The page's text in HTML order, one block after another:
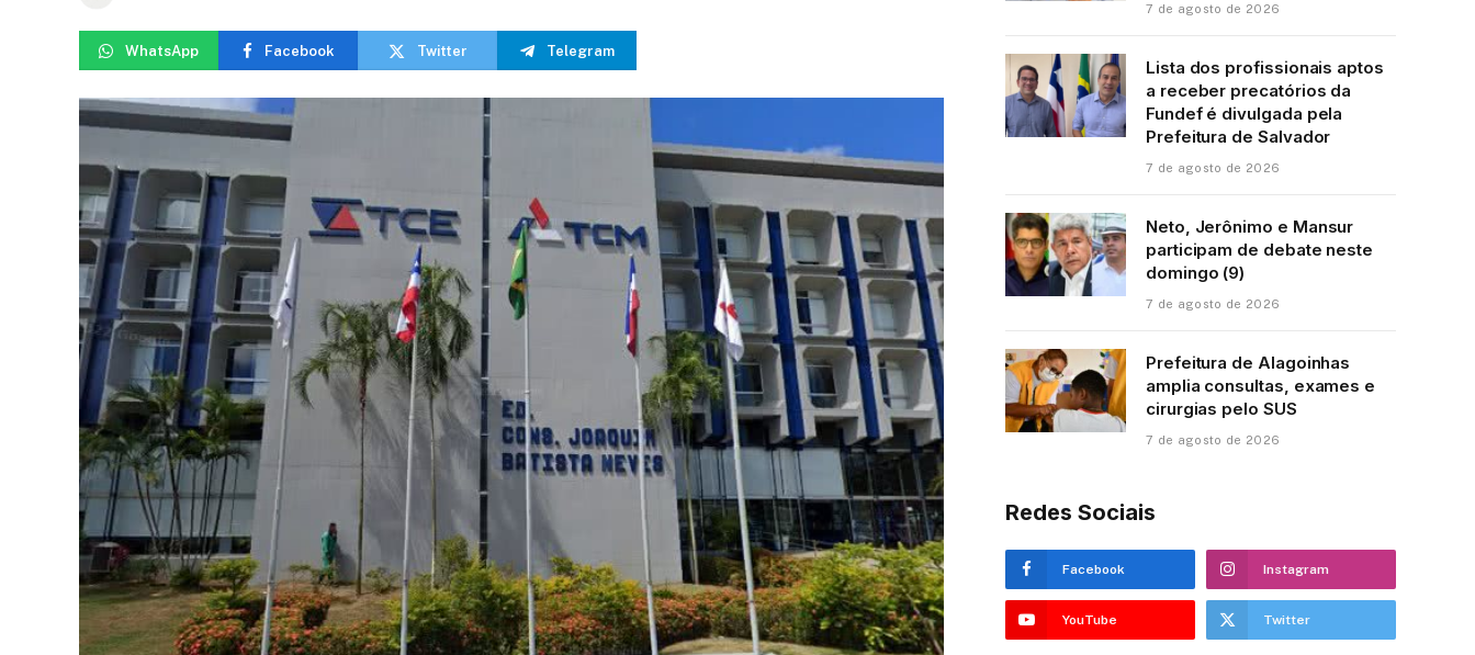
WhatsApp Facebook Twitter Telegram
7 de agosto de 2026
Lista dos profissionais aptos
a receber precatórios da
Fundef é divulgada pela
Prefeitura de Salvador
7 de agosto de 2026
Neto, Jerônimo e Mansur
participam de debate neste
domingo (9)
7 de agosto de 2026
Prefeitura de Alagoinhas
amplia consultas, exames e
cirurgias pelo SUS
7 de agosto de 2026
Redes Sociais
Facebook Instagram
YouTube Twitter